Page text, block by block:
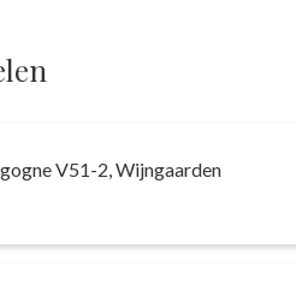
V51-2, Wijngaarden